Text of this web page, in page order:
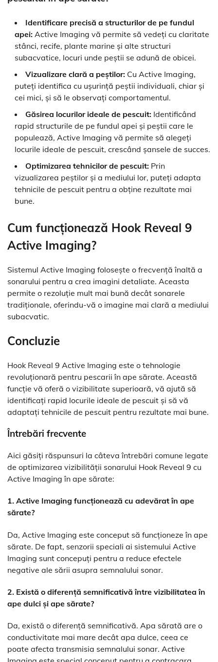
Identificare precisă a structurilor de pe fundul
apei: Active Imaging vă permite să vedeți cu claritate
stânci, recife, plante marine și alte structuri
subacvatice, locuri unde peștii se adună de obicei.
Vizualizare clară a peștilor: Cu Active Imaging,
puteți identifica cu ușurință peștii individuali, chiar și
cei mici, și să le observați comportamentul.
Găsirea locurilor ideale de pescuit: Identificând
rapid structurile de pe fundul apei și peștii care le
populează, Active Imaging vă permite să alegeți
locurile ideale de pescuit, crescând șansele de succes.
Optimizarea tehnicilor de pescuit: Prin
vizualizarea peștilor și a mediului lor, puteți adapta
tehnicile de pescuit pentru a obține rezultate mai
bune.
Cum funcționează Hook Reveal 9
Active Imaging?
Sistemul Active Imaging folosește o frecvență înaltă a
sonarului pentru a crea imagini detaliate. Aceasta
permite o rezoluție mult mai bună decât sonarele
tradiționale, oferindu-vă o imagine mai clară a mediului
subacvatic.
Concluzie
Hook Reveal 9 Active Imaging este o tehnologie
revoluționară pentru pescarii în ape sărate. Această
funcție vă oferă o vizibilitate superioară, vă ajută să
identificați rapid locurile ideale de pescuit și să vă
adaptați tehnicile de pescuit pentru rezultate mai bune.
Întrebări frecvente
Aici găsiți răspunsuri la câteva întrebări comune legate
de optimizarea vizibilității sonarului Hook Reveal 9 cu
Active Imaging în ape sărate:
1. Active Imaging funcționează cu adevărat în ape
sărate?
Da, Active Imaging este conceput să funcționeze în ape
sărate. De fapt, senzorii speciali ai sistemului Active
Imaging sunt concepuți pentru a reduce efectele
negative ale sării asupra semnalului sonar.
2. Există o diferență semnificativă între vizibilitatea în
ape dulci și ape sărate?
Da, există o diferență semnificativă. Apa sărată are o
conductivitate mai mare decât apa dulce, ceea ce
poate afecta transmisia semnalului sonar. Active